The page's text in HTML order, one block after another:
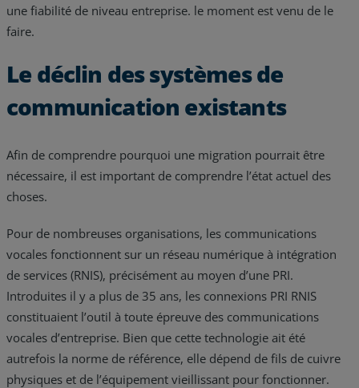
une fiabilité de niveau entreprise. le moment est venu de le
faire.
Le déclin des systèmes de
communication existants
Afin de comprendre pourquoi une migration pourrait être
nécessaire, il est important de comprendre l’état actuel des
choses.
Pour de nombreuses organisations, les communications
vocales fonctionnent sur un réseau numérique à intégration
de services (RNIS), précisément au moyen d’une PRI.
Introduites il y a plus de 35 ans, les connexions PRI RNIS
constituaient l’outil à toute épreuve des communications
vocales d’entreprise. Bien que cette technologie ait été
autrefois la norme de référence, elle dépend de fils de cuivre
physiques et de l’équipement vieillissant pour fonctionner.